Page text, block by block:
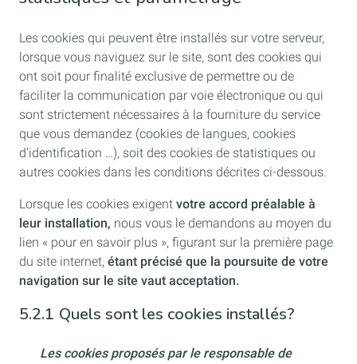
Les cookies qui peuvent être installés sur votre serveur,
lorsque vous naviguez sur le site, sont des cookies qui
ont soit pour finalité exclusive de permettre ou de
faciliter la communication par voie électronique ou qui
sont strictement nécessaires à la fourniture du service
que vous demandez (cookies de langues, cookies
d’identification …), soit des cookies de statistiques ou
autres cookies dans les conditions décrites ci-dessous.
Lorsque les cookies exigent votre accord préalable à
leur installation, nous vous le demandons au moyen du
lien « pour en savoir plus », figurant sur la première page
du site internet, étant précisé que la poursuite de votre
navigation sur le site vaut acceptation.
5.2.1 Quels sont les cookies installés?
Les cookies proposés par le responsable de